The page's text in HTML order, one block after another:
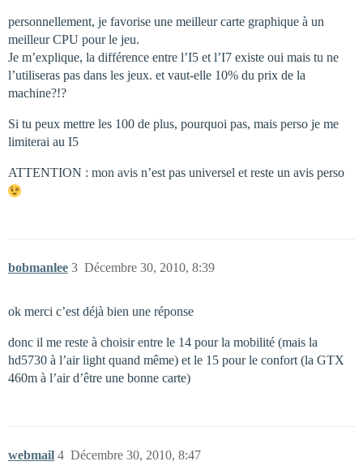
personnellement, je favorise une meilleur carte graphique à un
meilleur CPU pour le jeu.
Je m’explique, la différence entre l’I5 et l’I7 existe oui mais tu ne
l’utiliseras pas dans les jeux. et vaut-elle 10% du prix de la
machine?!?
Si tu peux mettre les 100 de plus, pourquoi pas, mais perso je me
limiterai au I5
ATTENTION : mon avis n’est pas universel et reste un avis perso
bobmanlee Décembre 30, 2010, 8:39
3
ok merci c’est déjà bien une réponse
donc il me reste à choisir entre le 14 pour la mobilité (mais la
hd5730 à l’air light quand même) et le 15 pour le confort (la GTX
460m à l’air d’être une bonne carte)
webmail Décembre 30, 2010, 8:47
4